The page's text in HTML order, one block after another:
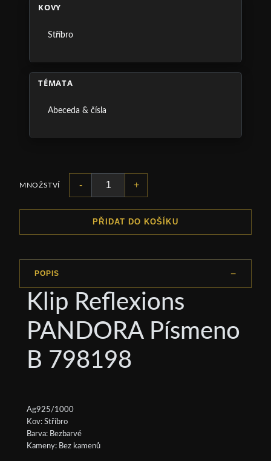
KOVY
Stříbro
TÉMATA
Abeceda & čísla
MNOŽSTVÍ - +
PŘIDAT DO KOŠÍKU
POPIS
Klip Reflexions
PANDORA Písmeno
B 798198
Ag925/1000
Kov: Stříbro
Barva: Bezbarvé
Kameny: Bez kamenů